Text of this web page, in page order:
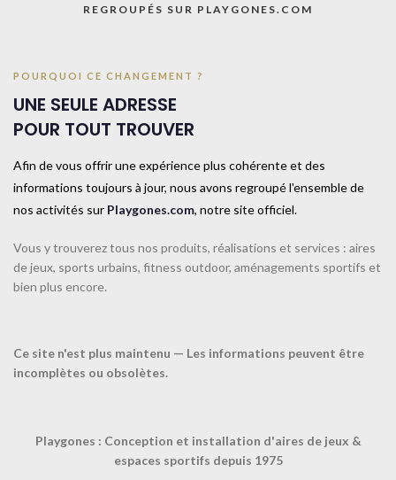
REGROUPÉS SUR PLAYGONES.COM
POURQUOI CE CHANGEMENT ?
UNE SEULE ADRESSE
POUR TOUT TROUVER
Afin de vous offrir une expérience plus cohérente et des
informations toujours à jour, nous avons regroupé l'ensemble de
nos activités sur Playgones.com, notre site officiel.
Vous y trouverez tous nos produits, réalisations et services : aires
de jeux, sports urbains, fitness outdoor, aménagements sportifs et
bien plus encore.
Ce site n'est plus maintenu — Les informations peuvent être
incomplètes ou obsolètes.
Playgones : Conception et installation d'aires de jeux &
espaces sportifs depuis 1975
Accueil CATALOGUE SPORTPLAY Petit matériel sportif
Chasubles, foulards et ceintures
Orange/Jaune
Chasuble réversible d’entraînement avec mailles ajourées pour plus de
H.56cm, l.48cm. Taille M : H.66cm, l.55cm. Taille XL : H.76cm, l.60cm.
UNE QUESTION ? UN DEVIS ?
Confiez-nous la pose
063250
Chasubles, foulards et ceintures